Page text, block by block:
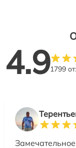
4.91799